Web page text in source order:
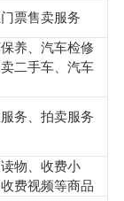
票售卖服务
养、汽车检修
二手车、汽车
务、拍卖服务
物、收费小
费视频等商品